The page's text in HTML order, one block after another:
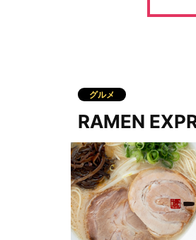
グルメ
RAMEN